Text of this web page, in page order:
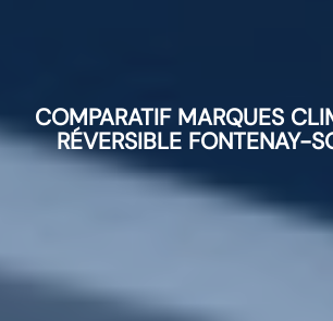
COMPARATIF MARQUES
RÉVERSIBLE FONTENAY-